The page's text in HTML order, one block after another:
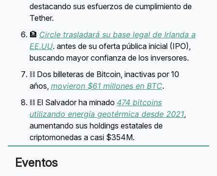
destacando sus esfuerzos de cumplimiento de
Tether.
🏦 Circle trasladará su base legal de Irlanda a
EE.UU. antes de su oferta pública inicial (IPO),
buscando mayor confianza de los inversores.
⛓️ Dos billeteras de Bitcoin, inactivas por 10
años, movieron $61 millones en BTC.
⛓️ El Salvador ha minado 474 bitcoins
utilizando energía geotérmica desde 2021
aumentando sus holdings estatales de
criptomonedas a casi $354M.
Eventos